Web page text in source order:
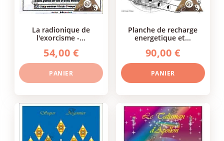
la radionique de
l'exorcisme -...
54,00 €
PANIER
planche de recharge
energetique et...
90,00 €
PANIER